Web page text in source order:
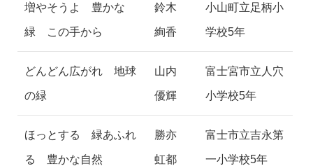
増やそうよ 豊かな
緑 この手から
鈴木
絢香
小山町立足柄小
学校5年
どんどん広がれ 地球
の緑
山内
優輝
富士宮市立人穴
小学校5年
ほっとする 緑あふれ
る 豊かな自然
勝亦
虹都
富士市立吉永第
一小学校5年